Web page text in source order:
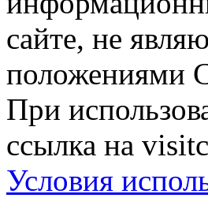
сайте, не
положениями
При
ссылка на
Условия